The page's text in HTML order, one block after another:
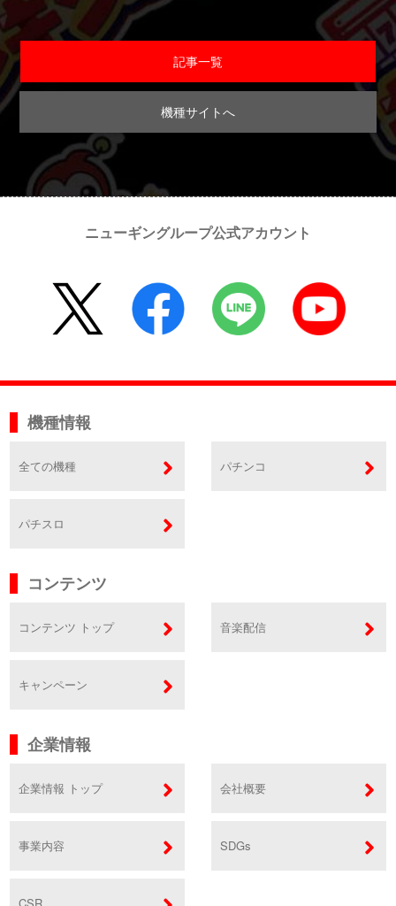
記事一覧
機種サイトへ
ニューギングループ公式アカウント
機種情報
全ての機種 パチンコ
パチスロ
コンテンツ
コンテンツ トップ 音楽配信
キャンペーン
企業情報
企業情報 トップ 会社概要
事業内容 SDGs